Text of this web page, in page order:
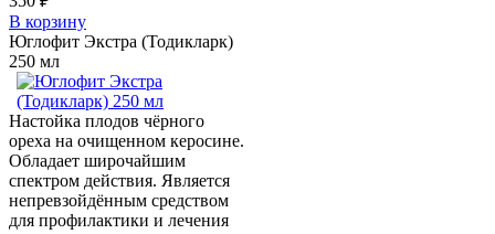
В корзину
Юглофит Экстра (Тодикларк)
250 мл
Настойка плодов чёрного
ореха на очищенном керосине.
Обладает широчайшим
спектром действия. Является
непревзойдённым средством
для профилактики и лечения